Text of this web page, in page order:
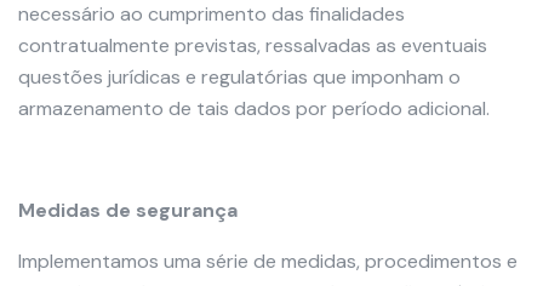
necessário ao cumprimento das finalidades
contratualmente previstas, ressalvadas as eventuais
questões jurídicas e regulatórias que imponham o
armazenamento de tais dados por período adicional.
Medidas de segurança
Implementamos uma série de medidas, procedimentos e